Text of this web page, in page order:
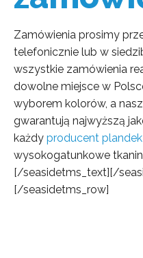
Zamówienia prosimy
telefonicznie lub w
wszystkie zamówienia
dowolne miejsce w
wyborem kolorów, a
gwarantują najwyższą
każdy producent plandek
wysokogatunkowe
[/seasidetms_text][/
[/seasidetms_row]